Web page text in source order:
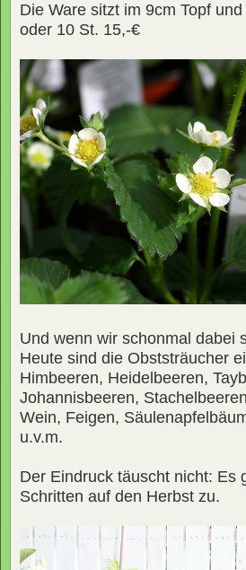
Die Ware sitzt im 9cm Topf
oder 10 St. 15,-€
Und wenn wir schonmal dabei
Heute sind die Obststräucher
Himbeeren, Heidelbeeren,
Johannisbeeren,
Wein, Feigen,
u.v.m.
Der Eindruck täuscht nicht: Es
Schritten auf den Herbst zu.